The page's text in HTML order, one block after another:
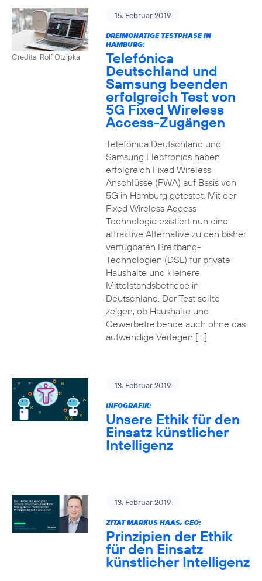
Credits: Rolf Otzipka
15. Februar 2019
DREIMONATIGE TESTPHASE IN
HAMBURG:
Telefónica
Deutschland und
Samsung beenden
erfolgreich Test von
5G Fixed Wireless
Access-Zugängen
Telefónica Deutschland und
Samsung Electronics haben
erfolgreich Fixed Wireless
Anschlüsse (FWA) auf Basis von
5G in Hamburg getestet. Mit der
Fixed Wireless Access-
Technologie existiert nun eine
attraktive Alternative zu den bisher
verfügbaren Breitband-
Technologien (DSL) für private
Haushalte und kleinere
Mittelstandsbetriebe in
Deutschland. Der Test sollte
zeigen, ob Haushalte und
Gewerbetreibende auch ohne das
aufwendige Verlegen […]
13. Februar 2019
INFOGRAFIK:
Unsere Ethik für den
Einsatz künstlicher
Intelligenz
13. Februar 2019
ZITAT MARKUS HAAS, CEO:
Prinzipien der Ethik
für den Einsatz
künstlicher Intelligenz